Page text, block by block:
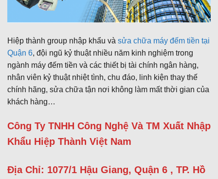
Hiệp thành group nhập khẩu và sửa chữa máy đếm tiền tại
Quận 6, đội ngũ kỷ thuật nhiều năm kinh nghiệm trong
ngành máy đếm tiền và các thiết bị tài chính ngân hàng,
nhân viên kỷ thuật nhiệt tình, chu đáo, linh kiện thay thế
chính hãng, sửa chữa tận nơi không làm mất thời gian của
khách hàng…
Công Ty TNHH Công Nghệ Và TM Xuất Nhập
Khẩu Hiệp Thành Việt Nam
Địa Chỉ: 1077/1 Hậu Giang, Quận 6 , TP. Hồ